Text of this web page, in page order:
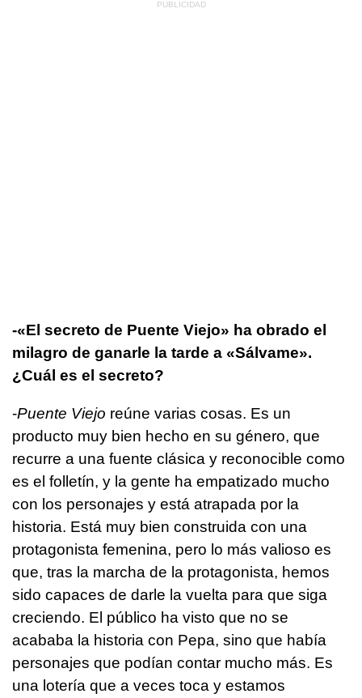
-«El secreto de Puente Viejo» ha obrado el
milagro de ganarle la tarde a «Sálvame».
¿Cuál es el secreto?
-Puente Viejo reúne varias cosas. Es un
producto muy bien hecho en su género, que
recurre a una fuente clásica y reconocible como
es el folletín, y la gente ha empatizado mucho
con los personajes y está atrapada por la
historia. Está muy bien construida con una
protagonista femenina, pero lo más valioso es
que, tras la marcha de la protagonista, hemos
sido capaces de darle la vuelta para que siga
creciendo. El público ha visto que no se
acababa la historia con Pepa, sino que había
personajes que podían contar mucho más. Es
una lotería que a veces toca y estamos